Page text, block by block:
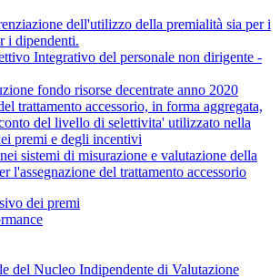
dell'utilizzo della premialità sia per i
i dipendenti.
Integrativo del personale non dirigente -
fondo risorse decentrate anno 2020
trattamento accessorio, in forma aggregata,
del livello di selettivita' utilizzato nella
premi e degli incentivi
sistemi di misurazione e valutazione della
l'assegnazione del trattamento accessorio
dei premi
del Nucleo Indipendente di Valutazione